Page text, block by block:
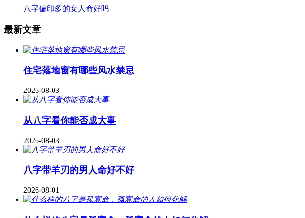
八字偏印多的女人命好吗
最新文章
住宅落地窗有哪些风水禁忌
2026-08-03
从八字看你能否成大事
2026-08-03
八字带羊刃的男人命好不好
2026-08-01